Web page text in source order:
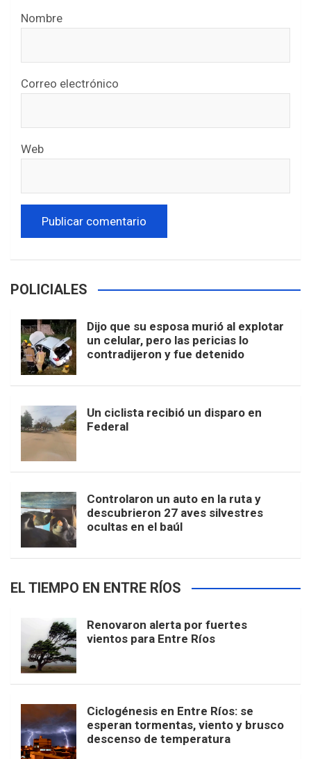
Nombre
Correo electrónico
Web
POLICIALES
Dijo que su esposa murió al explotar
un celular, pero las pericias lo
contradijeron y fue detenido
Un ciclista recibió un disparo en
Federal
Controlaron un auto en la ruta y
descubrieron 27 aves silvestres
ocultas en el baúl
EL TIEMPO EN ENTRE RÍOS
Renovaron alerta por fuertes
vientos para Entre Ríos
Ciclogénesis en Entre Ríos: se
esperan tormentas, viento y brusco
descenso de temperatura